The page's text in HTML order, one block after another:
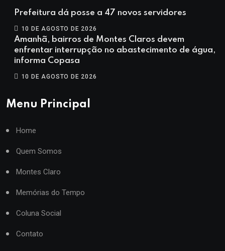
Prefeitura dá posse a 47 novos servidores
10 DE AGOSTO DE 2026
Amanhã, bairros de Montes Claros devem
enfrentar interrupção no abastecimento de água,
informa Copasa
10 DE AGOSTO DE 2026
Menu Principal
Home
Quem Somos
Montes Claro
Memórias do Tempo
Coluna Social
Contato